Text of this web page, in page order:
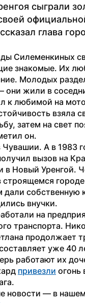
сыграли
глава
Силеменкиных
знакомые. Их
Молодых
они жили в
к любимой на
взяла
затем на свет
он.
А в 1983
вызов на
в Новый Уренгой.
строящемся
дали собственную
внучки.
на
транспорта.
продолжает
уже 40
работают их
привезли огонь